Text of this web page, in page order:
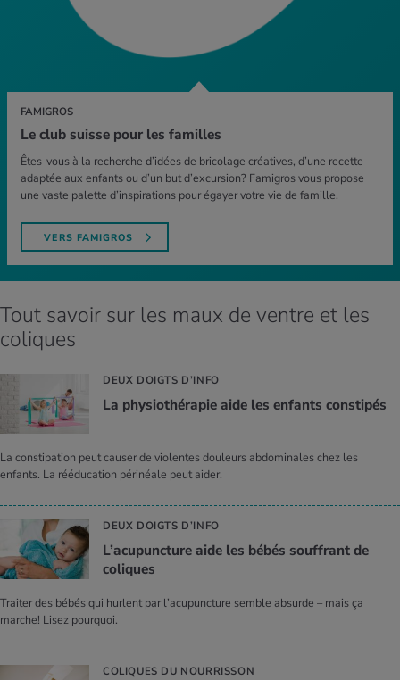
FAMIGROS
Le club suisse pour les familles
Êtes-vous à la recherche d’idées de bricolage créatives, d’une recette
adaptée aux enfants ou d’un but d’excursion? Famigros vous propose
une vaste palette d’inspirations pour égayer votre vie de famille.
VERS FAMIGROS
Tout savoir sur les maux de ventre et les
coliques
DEUX DOIGTS D’INFO
La phy­sio­thé­ra­pie aide les enfants consti­pés
La constipation peut causer de violentes douleurs abdominales chez les
enfants. La rééducation périnéale peut aider.
DEUX DOIGTS D’INFO
L’acu­punc­ture aide les bébés souf­frant de
coliques
Traiter des bébés qui hurlent par l’acupuncture semble absurde – mais ça
marche! Lisez pourquoi.
COLIQUES DU NOURRISSON